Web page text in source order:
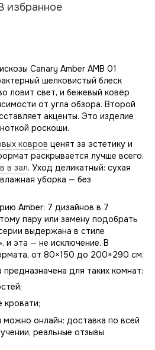
избранное
Canary Amber AMB 01
шелковистый блеск
ловит свет, и бежевый ковёр
от угла обзора. Второй
акценты. Это изделие
роскоши.
ковров ценят за эстетику и
раскрывается лучше всего,
в зал. Уход деликатный: сухая
уборка — без
Amber: 7 дизайнов в 7
пару или замену подобрать
выдержана в стиле
и эта — не исключение. В
от 80×150 до 200×290 см.
для таких комнат:
кровати;
можно онлайн: доставка по всей
реальные отзывы